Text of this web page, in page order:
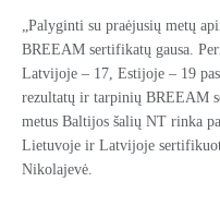
„Palyginti su praėjusių metų
BREEAM sertifikatų gausa.
Latvijoje – 17, Estijoje – 19
rezultatų ir tarpinių BREEAM
metus Baltijos šalių NT rinka
Lietuvoje ir Latvijoje
Nikolajevė.